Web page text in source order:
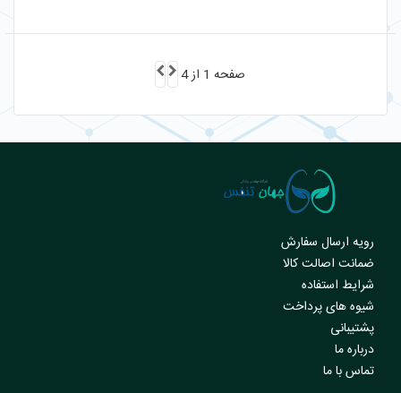
صفحه 1 از 4
رویه ارسال سفارش
ضمانت اصالت کالا
شرایط استفاده
شیوه های پرداخت
پشتیبانی
درباره ما
تماس با ما